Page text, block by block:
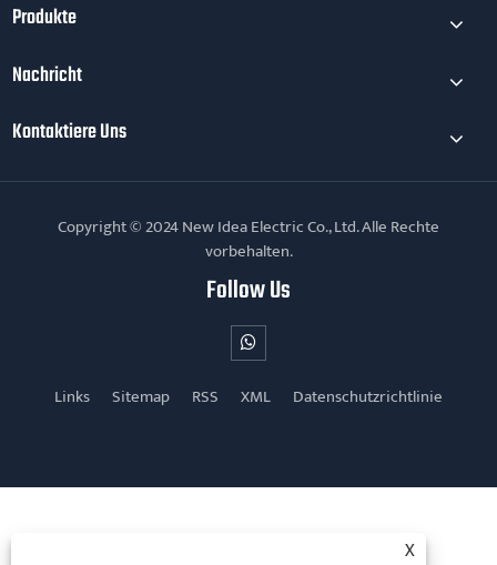
Produkte
Nachricht
Kontaktiere Uns
Copyright © 2024 New Idea Electric Co., Ltd. Alle Rechte
vorbehalten.
Follow Us
Links Sitemap RSS XML Datenschutzrichtlinie
X